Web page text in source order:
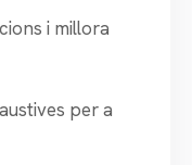
i millora
per a